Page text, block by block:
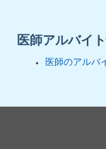
医師アルバイ
医師のアルバ